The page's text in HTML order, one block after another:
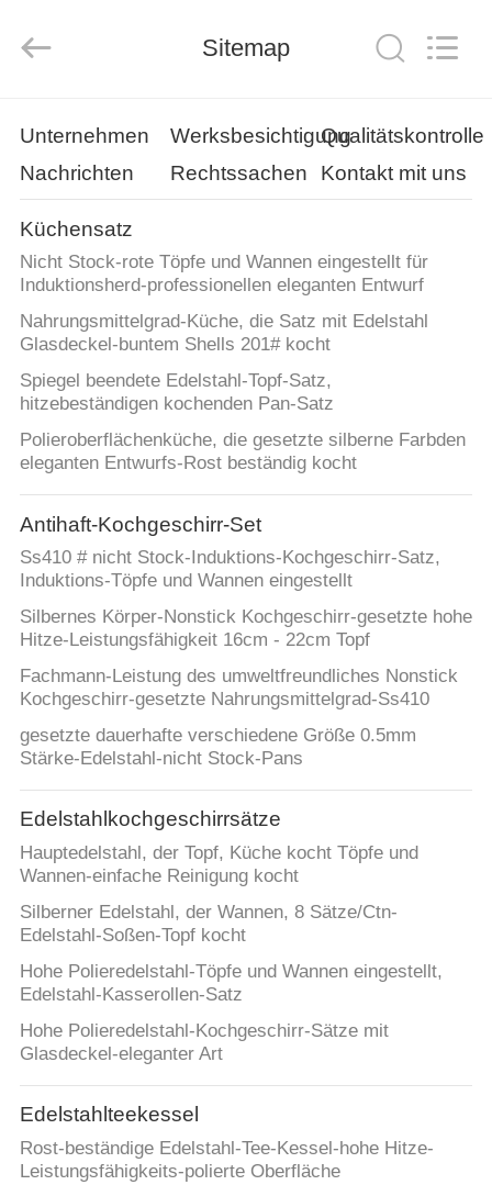
PRODUKTE
VIDEOS
VR
SHOW
ÜBER
UNS
FABRIK-
AUSFLUG
QUALITÄTSKONTROLLE
TRETEN
SIE
MIT
UNS
IN
VERBINDUNG
NACHRICHTEN
FÄLLE
SITEMAP
DATENSCHUTZRICHTLINIE
Rights
Sitemap
Unternehmen WerksbesichtigungQualitätskontrolle
Nachrichten
Rechtssachen Kontakt mit uns
Küchensatz
Nicht Stock-rote Töpfe und Wannen eingestellt für
Induktionsherd-professionellen eleganten Entwurf
Nahrungsmittelgrad-Küche, die Satz mit Edelstahl
Glasdeckel-buntem Shells 201# kocht
Spiegel beendete Edelstahl-Topf-Satz,
hitzebeständigen kochenden Pan-Satz
Polieroberflächenküche, die gesetzte silberne Farbden
eleganten Entwurfs-Rost beständig kocht
Antihaft-Kochgeschirr-Set
Ss410 # nicht Stock-Induktions-Kochgeschirr-Satz,
Induktions-Töpfe und Wannen eingestellt
Silbernes Körper-Nonstick Kochgeschirr-gesetzte hohe
Hitze-Leistungsfähigkeit 16cm - 22cm Topf
Fachmann-Leistung des umweltfreundliches Nonstick
Kochgeschirr-gesetzte Nahrungsmittelgrad-Ss410
gesetzte dauerhafte verschiedene Größe 0.5mm
Stärke-Edelstahl-nicht Stock-Pans
Edelstahlkochgeschirrsätze
Hauptedelstahl, der Topf, Küche kocht Töpfe und
Wannen-einfache Reinigung kocht
Silberner Edelstahl, der Wannen, 8 Sätze/Ctn-
Edelstahl-Soßen-Topf kocht
Hohe Polieredelstahl-Töpfe und Wannen eingestellt,
Edelstahl-Kasserollen-Satz
Hohe Polieredelstahl-Kochgeschirr-Sätze mit
Glasdeckel-eleganter Art
Edelstahlteekessel
Rost-beständige Edelstahl-Tee-Kessel-hohe Hitze-
Leistungsfähigkeits-polierte Oberfläche